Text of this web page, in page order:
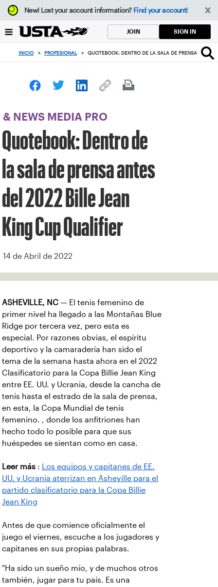
Enfoque
desde
botón
volver
principio
New!Lost your account information? Find your account!
JOIN SIGN IN
INICIO > PROFESIONAL > QUOTEBOOK: DENTRO DE LA SALA DE PRENSA ANTES
& NEWS MEDIA PRO
Quotebook: Dentro de
la sala de prensa antes
del 2022 Bille Jean
King Cup Qualifier
14 de Abril de 2022
ASHEVILLE, NC — El tenis femenino de
primer nivel ha llegado a las Montañas Blue
Ridge por tercera vez, pero esta es
especial. Por razones obvias, el espíritu
deportivo y la camaradería han sido el
tema de la semana hasta ahora en el 2022
Clasificatorio para la Copa Billie Jean King
entre EE. UU. y Ucrania, desde la cancha de
tenis hasta el estrado de la sala de prensa,
en esta, la Copa Mundial de tenis
femenino. , donde los anfitriones han
hecho todo lo posible para que sus
huéspedes se sientan como en casa.
Leer más :
Los equipos y capitanes de EE.
UU. y Ucrania aterrizan en Asheville para el
partido clasificatorio para la Copa Billie
Jean King
Antes de que comience oficialmente el
juego el viernes, escuche a los jugadores y
capitanes en sus propias palabras.
"Ha sido un sueño mío, y de muchos otros
también, jugar para tu país. Es una